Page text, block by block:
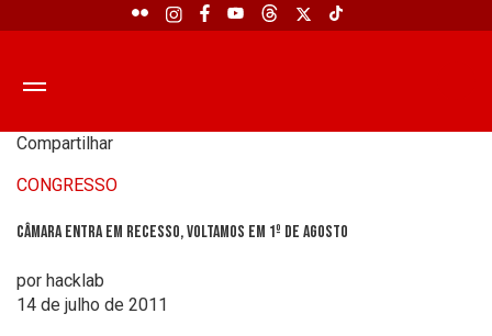
Compartilhar
CONGRESSO
Câmara entra em recesso, voltamos em 1º de agosto
por hacklab
14 de julho de 2011